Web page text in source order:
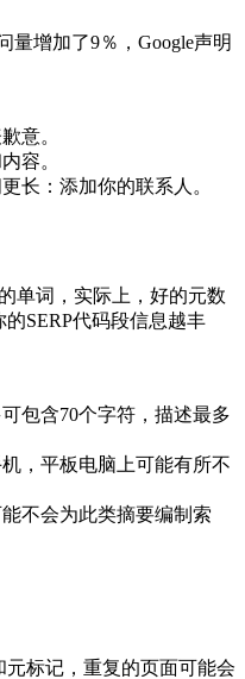
量增加了9％，Google声明
意。
容。
长：添加你的联系人。
单词，实际上，好的元数
SERP代码段信息越丰
包含70个字符，描述最多
，平板电脑上可能有所不
不会为此类摘要编制索
标记，重复的页面可能会